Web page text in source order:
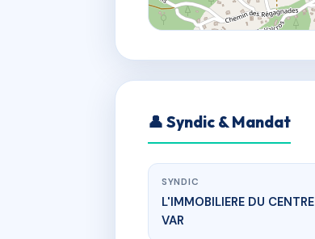
👤 Syndic & Mandat
SYNDIC
L'IMMOBILIERE DU CENTRE
VAR